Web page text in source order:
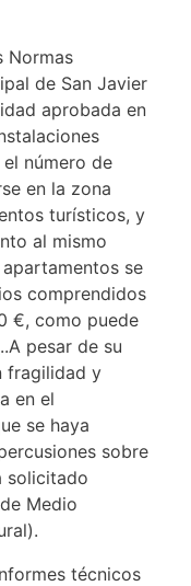
Normas
de San Javier
aprobada en
número de
en la zona
turísticos, y
al mismo
se
comprendidos
€, como puede
..A pesar de su
fragilidad y
en el
se haya
sobre
solicitado
Medio
técnicos